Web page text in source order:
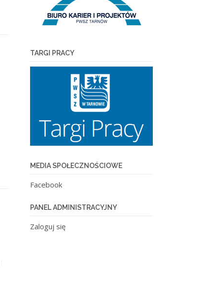
TARGI PRACY
MEDIA SPOŁECZNOŚCIOWE
Facebook
PANEL ADMINISTRACYJNY
Zaloguj się